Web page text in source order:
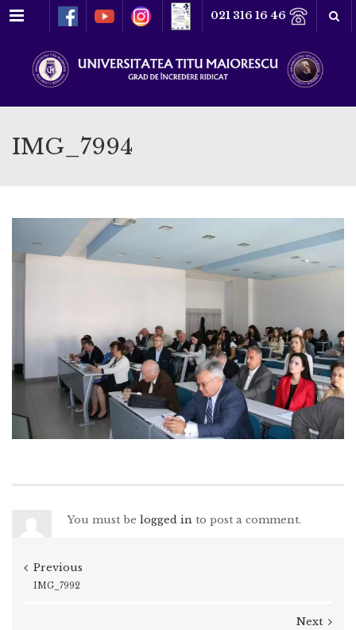
Meniu 021 316 16 46
IMG_7994
You must be logged in to post a comment.
Previous
IMG_7992
Next